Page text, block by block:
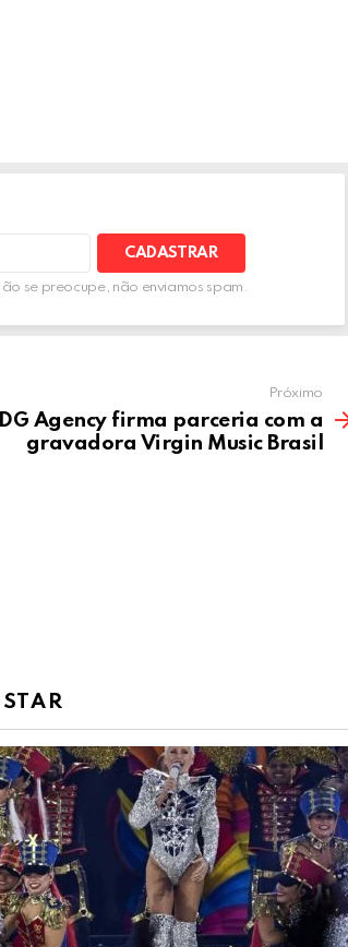
se preocupe, não enviamos spam.
Próximo
DG Agency firma parceria com a
gravadora Virgin Music Brasil